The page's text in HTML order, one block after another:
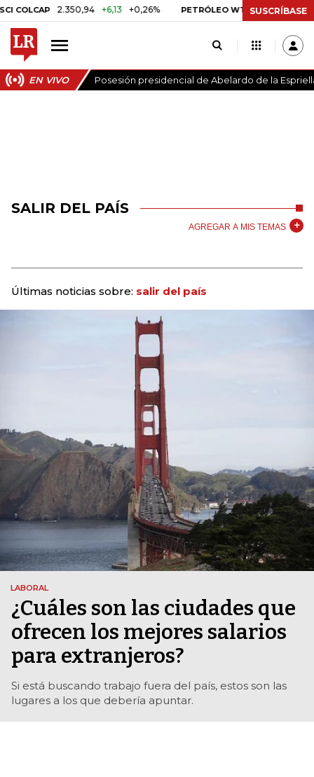
2.350,94 +6,13 +0,26% PETRÓLEO WTI US$ 78,01 US$
SUSCRÍBASE
EN VIVO Posesión presidencial de Abelardo de la
SALIR DEL PAÍS
AGREGAR A MIS TEMAS
Últimas noticias sobre: salir del país
LABORAL
¿Cuáles son las ciudades que
ofrecen los mejores salarios
para extranjeros?
Si está buscando trabajo fuera del país, estos son las
lugares a los que debería apuntar.